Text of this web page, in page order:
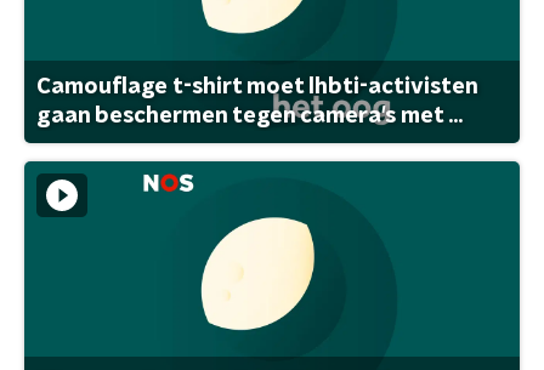
Camouflage t-shirt moet lhbti-activisten
gaan beschermen tegen camera's met ...